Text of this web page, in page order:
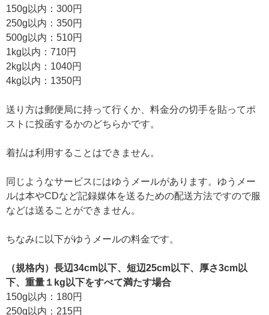
150g以内：300円
250g以内：350円
500g以内：510円
1kg以内：710円
2kg以内：1040円
4kg以内：1350円
送り方は郵便局に持って行くか、料金分の切手を貼ってポ
ストに投函するかのどちらかです。
着払は利用することはできません。
同じようなサービスにはゆうメールがあります。ゆうメー
ルは本やCDなど記録媒体を送るための配送方法ですので服
などは送ることができません。
ちなみに以下がゆうメールの料金です。
（規格内）長辺34cm以下、短辺25cm以下、厚さ3cm以
下、重量１kg以下をすべて満たす場合
150g以内：180円
250g以内：215円